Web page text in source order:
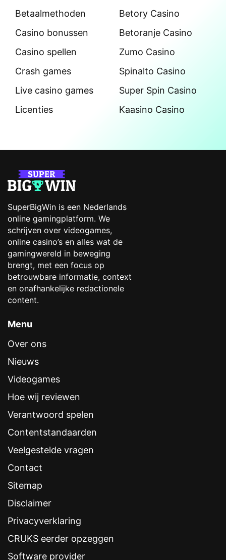
Betaalmethoden
Casino bonussen
Casino spellen
Crash games
Live casino games
Licenties
Betory Casino
Betoranje Casino
Zumo Casino
Spinalto Casino
Super Spin Casino
Kaasino Casino
SuperBigWin is een Nederlands
online gamingplatform. We
schrijven over videogames,
online casino’s en alles wat de
gamingwereld in beweging
brengt, met een focus op
betrouwbare informatie, context
en onafhankelijke redactionele
content.
Menu
Over ons
Nieuws
Videogames
Hoe wij reviewen
Verantwoord spelen
Contentstandaarden
Veelgestelde vragen
Contact
Sitemap
Disclaimer
Privacyverklaring
CRUKS eerder opzeggen
Software provider